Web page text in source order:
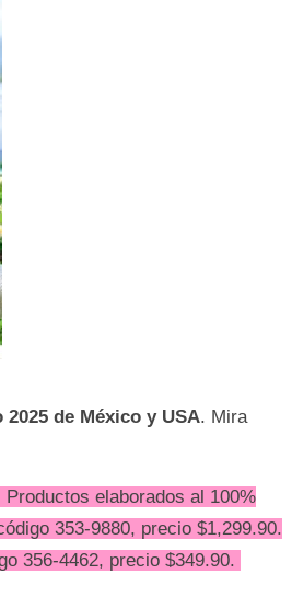
2025 de México y USA. Mira
elaborados al 100%
353-9880, precio $1,299.90.
356-4462, precio $349.90.